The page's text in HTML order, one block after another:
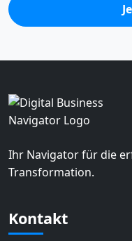
Ihr Navigator für die
Transformation.
Kontakt